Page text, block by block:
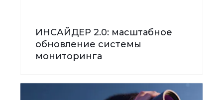
ИНСАЙДЕР 2.0: масштабное
обновление системы
мониторинга